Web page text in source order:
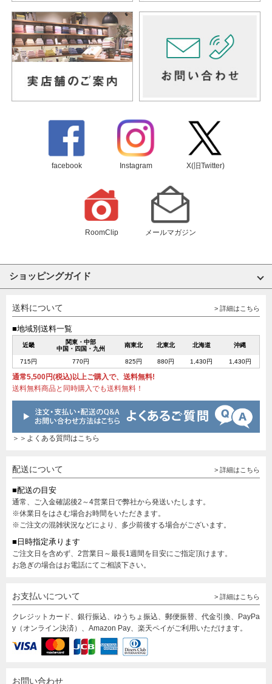
facebook Instagram X(旧Twitter)
RoomClip メールマガジン
ショッピングガイド
送料について > 詳細はこちら
■地域別送料一覧
近畿
関東・中部
中国・四国・九州
南東北 北東北 北海道 沖縄
715円 770円 825円 880円 1,430円 1,430円
通常5,500円(税込)以上ご購入で、送料無料!
送料無料商品と同時購入でも送料無料！
＞＞よくある質問はこちら
配送について > 詳細はこちら
■配送の目安
通常、ご入金確認後2～4営業日で弊社から発送いたします。
※休業日をはさむ場合お時間をいただきます。
※ご注文の混雑状況などにより、多少前後する場合がございます。
■日時指定承ります
ご注文日を含めず、2営業日～最長1週間を目安にご指定頂けます。
お急ぎの場合はお電話にてご相談下さい。
お支払いについて > 詳細はこちら
クレジットカード、銀行振込、ゆうちょ振込、郵便振替、代金引換、PayPa
y（オンライン決済）、Amazon Pay、楽天ペイがご利用いただけます。
お問い合わせ